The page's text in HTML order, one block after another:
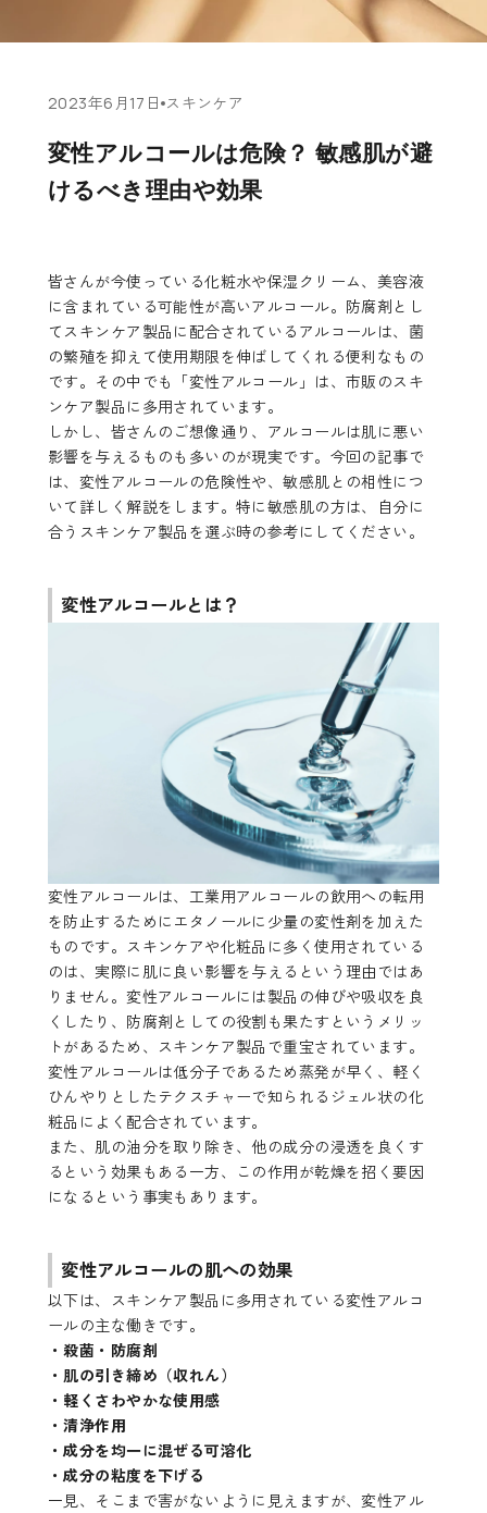
2023年6月17日 スキンケア
変性アルコールは危険？ 敏感肌が避
けるべき理由や効果
皆さんが今使っている化粧水や保湿クリーム、美容液
に含まれている可能性が高いアルコール。防腐剤とし
てスキンケア製品に配合されているアルコールは、菌
の繁殖を抑えて使用期限を伸ばしてくれる便利なもの
です。その中でも「変性アルコール」は、市販のスキ
ンケア製品に多用されています。
しかし、皆さんのご想像通り、アルコールは肌に悪い
影響を与えるものも多いのが現実です。今回の記事で
は、変性アルコールの危険性や、敏感肌との相性につ
いて詳しく解説をします。特に敏感肌の方は、自分に
合うスキンケア製品を選ぶ時の参考にしてください。
変性アルコールとは？
変性アルコールは、工業用アルコールの飲用への転用
を防止するためにエタノールに少量の変性剤を加えた
ものです。スキンケアや化粧品に多く使用されている
のは、実際に肌に良い影響を与えるという理由ではあ
りません。変性アルコールには製品の伸びや吸収を良
くしたり、防腐剤としての役割も果たすというメリッ
トがあるため、スキンケア製品で重宝されています。
変性アルコールは低分子であるため蒸発が早く、軽く
ひんやりとしたテクスチャーで知られるジェル状の化
粧品によく配合されています。
また、肌の油分を取り除き、他の成分の浸透を良くす
るという効果もある一方、この作用が乾燥を招く要因
になるという事実もあります。
変性アルコールの肌への効果
以下は、スキンケア製品に多用されている変性アルコ
ールの主な働きです。
・殺菌・防腐剤
・肌の引き締め（収れん）
・軽くさわやかな使用感
・清浄作用
・成分を均一に混ぜる可溶化
・成分の粘度を下げる
一見、そこまで害がないように見えますが、変性アル